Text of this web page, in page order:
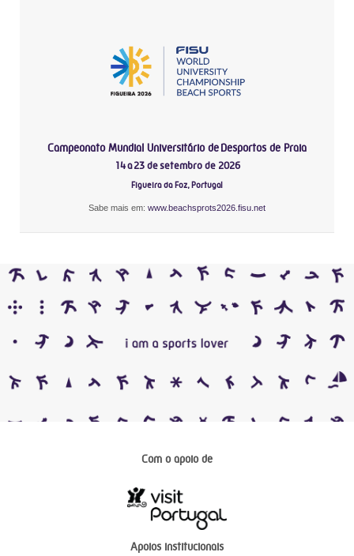
Campeonato Mundial Universitário de Desportos de Praia
14 a 23 de setembro de 2026
Figueira da Foz, Portugal
Sabe mais em: www.beachsprots2026.fisu.net
Com o apoio de
Apoios institucionais